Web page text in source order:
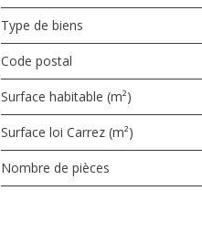
Type de biens
Code postal
Surface habitable (m²)
Surface loi Carrez (m²)
Nombre de pièces